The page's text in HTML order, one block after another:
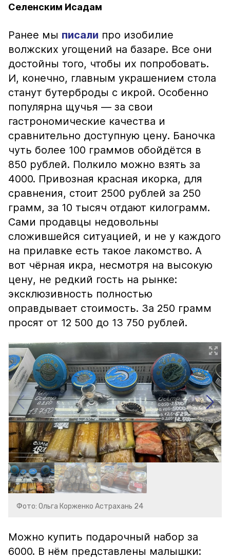
Селенским Исадам
Ранее мы писали про изобилие
волжских угощений на базаре. Все они
достойны того, чтобы их попробовать.
И, конечно, главным украшением стола
станут бутерброды с икрой. Особенно
популярна щучья — за свои
гастрономические качества и
сравнительно доступную цену. Баночка
чуть более 100 граммов обойдётся в
850 рублей. Полкило можно взять за
4000. Привозная красная икорка, для
сравнения, стоит 2500 рублей за 250
грамм, за 10 тысяч отдают килограмм.
Сами продавцы недовольны
сложившейся ситуацией, и не у каждого
на прилавке есть такое лакомство. А
вот чёрная икра, несмотря на высокую
цену, не редкий гость на рынке:
эксклюзивность полностью
оправдывает стоимость. За 250 грамм
просят от 12 500 до 13 750 рублей.
Фото: Ольга Корженко Астрахань 24
Можно купить подарочный набор за
6000. В нём представлены малышки: